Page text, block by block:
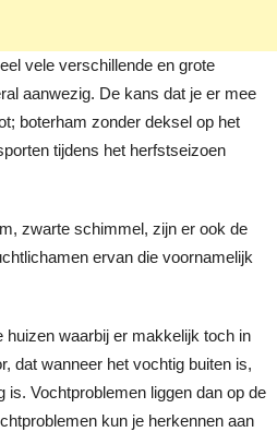
vele verschillende en grote
aanwezig. De kans dat je er mee
boterham zonder deksel op het
tijdens het herfstseizoen
zwarte schimmel, zijn er ook de
ervan die voornamelijk
huizen waarbij er makkelijk toch in
dat wanneer het vochtig buiten is,
is. Vochtproblemen liggen dan op de
kun je herkennen aan